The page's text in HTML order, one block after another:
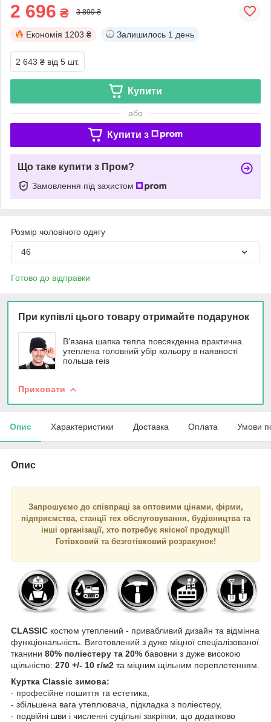
2 696 ₴ 3 899 ₴
Економія 1203 ₴ Залишилось 1 день
2 643 ₴ від 5 шт.
Купити
або
Купити з
Що таке купити з Пром?
Замовлення під захистом
Розмір чоловічого одягу
46
Готово до відправки
При купівлі цього товару отримайте подарунок
В'язана шапка тепла повсякденна практична
утеплена головний убір кольору в наявності
польша reis
Приховати
Опис Характеристики Доставка Оплата Умови
Опис
Запрошуємо до співпраці за оптовими цінами, фірми,
підприємства, станції тех обслуговування, будівництва та
інші організації, хто потребує якісної продукції!
Готівковий та безготівковий розрахунок!
CLASSIC костюм утеплений - привабливий дизайн та відмінна
функціональність. Виготовлений з дуже міцної спеціалізованої
тканини 80% поліестеру та 20% бавовни з дуже високою
щільністю: 270 +/- 10 г/м2 та міцним щільним переплетенням.
Куртка Classic зимова:
- професійне пошиття та естетика,
- збільшена вага утеплювача, підкладка з поліестеру,
- подвійні шви і численні суцільні закріпки, що додатково